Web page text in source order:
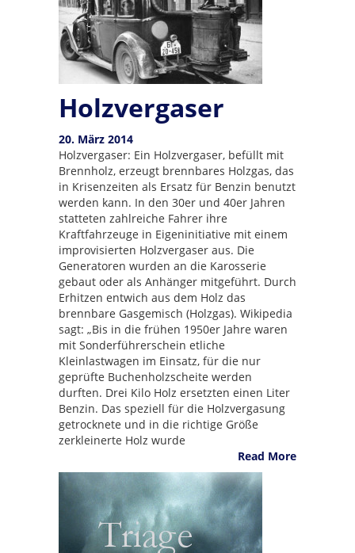
Holzvergaser
20. März 2014
Holzvergaser: Ein Holzvergaser, befüllt mit
Brennholz, erzeugt brennbares Holzgas, das
in Krisenzeiten als Ersatz für Benzin benutzt
werden kann. In den 30er und 40er Jahren
statteten zahlreiche Fahrer ihre
Kraftfahrzeuge in Eigeninitiative mit einem
improvisierten Holzvergaser aus. Die
Generatoren wurden an die Karosserie
gebaut oder als Anhänger mitgeführt. Durch
Erhitzen entwich aus dem Holz das
brennbare Gasgemisch (Holzgas). Wikipedia
sagt: „Bis in die frühen 1950er Jahre waren
mit Sonderführerschein etliche
Kleinlastwagen im Einsatz, für die nur
geprüfte Buchenholzscheite werden
durften. Drei Kilo Holz ersetzten einen Liter
Benzin. Das speziell für die Holzvergasung
getrocknete und in die richtige Größe
zerkleinerte Holz wurde
Read More